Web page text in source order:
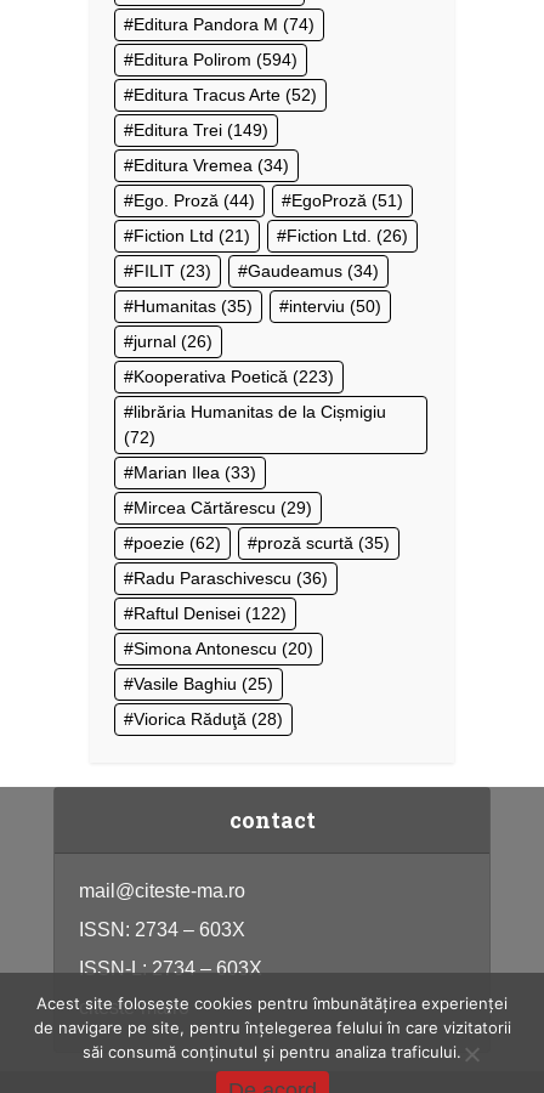
Editura Pandora M (74)
Editura Polirom (594)
Editura Tracus Arte (52)
Editura Trei (149)
Editura Vremea (34)
Ego. Proză (44) EgoProză (51)
Fiction Ltd (21) Fiction Ltd. (26)
FILIT (23) Gaudeamus (34)
Humanitas (35) interviu (50)
jurnal (26)
Kooperativa Poetică (223)
librăria Humanitas de la Cișmigiu
(72)
Marian Ilea (33)
Mircea Cărtărescu (29)
poezie (62) proză scurtă (35)
Radu Paraschivescu (36)
Raftul Denisei (122)
Simona Antonescu (20)
Vasile Baghiu (25)
Viorica Răduţă (28)
contact
mail@citeste-ma.ro
ISSN: 2734 – 603X
ISSN-L: 2734 – 603X
citeste-ma.ro
Acest site folosește cookies pentru îmbunătățirea experienței
de navigare pe site, pentru înțelegerea felului în care vizitatorii
săi consumă conținutul și pentru analiza traficului.